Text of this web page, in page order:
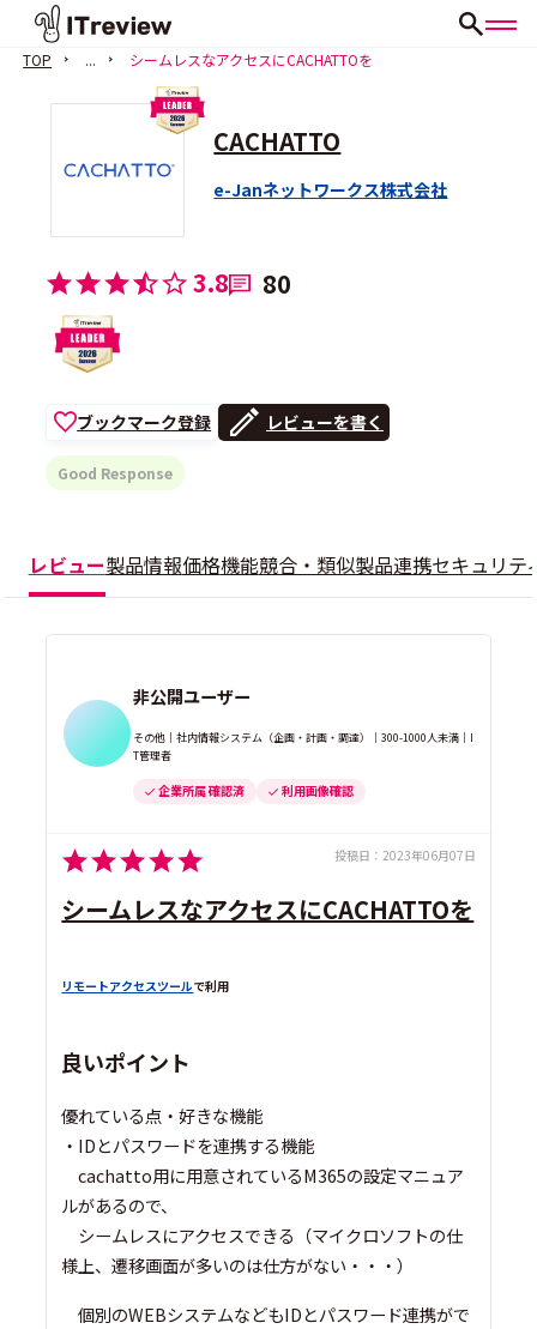
TOP ... シームレスなアクセスにCACHATTOを
CACHATTO
e-Janネットワークス株式会社
3.8 80
ブックマーク登録 レビューを書く
Good Response
レビュー製品情報価格機能競合・類似製品連携セキュリテ
非公開ユーザー
その他｜社内情報システム（企画・計画・調達）｜300-1000人未満｜I
T管理者
企業所属 確認済 利用画像確認
投稿日： 2023年06月07日
シームレスなアクセスにCACHATTOを
リモートアクセスツールで利用
良いポイント
優れている点・好きな機能
・IDとパスワードを連携する機能
cachatto用に用意されているM365の設定マニュア
ルがあるので、
シームレスにアクセスできる（マイクロソフトの仕
様上、遷移画面が多いのは仕方がない・・・）
個別のWEBシステムなどもIDとパスワード連携がで